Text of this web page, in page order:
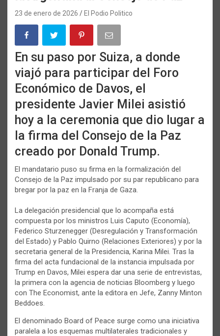
23 de enero de 2026 El Podio Politico
En su paso por Suiza, a donde
viajó para participar del Foro
Económico de Davos, el
presidente Javier Milei asistió
hoy a la ceremonia que dio lugar a
la firma del Consejo de la Paz
creado por Donald Trump.
El mandatario puso su firma en la formalización del
Consejo de la Paz impulsado por su par republicano para
bregar por la paz en la Franja de Gaza.
La delegación presidencial que lo acompaña está
compuesta por los ministros Luis Caputo (Economía),
Federico Sturzenegger (Desregulación y Transformación
del Estado) y Pablo Quirno (Relaciones Exteriores) y por la
secretaria general de la Presidencia, Karina Milei. Tras la
firma del acta fundacional de la instancia impulsada por
Trump en Davos, Milei espera dar una serie de entrevistas,
la primera con la agencia de noticias Bloomberg y luego
con The Economist, ante la editora en Jefe, Zanny Minton
Beddoes.
El denominado Board of Peace surge como una iniciativa
paralela a los esquemas multilaterales tradicionales y